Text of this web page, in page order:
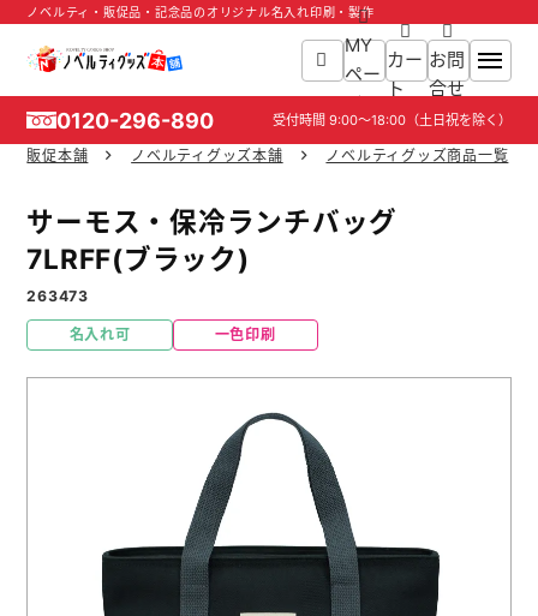
ノベルティ・販促品・記念品のオリジナル名入れ印刷・製作
MY
ペー
ジ
カー
ト
お問
合せ
0120-296-890 受付時間 9:00～18:00（土日祝を除く）
商品一覧
ご利用ガイド
入稿ガイド
よくあるご質問
販促本舗 ノベルティグッズ本舗 ノベルティグッズ商品一覧
サーモス・保冷ランチバッグ
7LRFF(ブラック)
263473
名入れ可 一色印刷